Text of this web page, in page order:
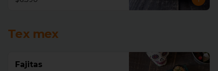
Tex mex
Fajitas